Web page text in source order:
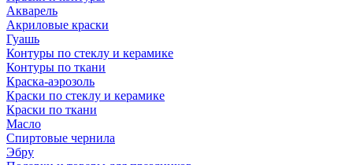
Акварель
Акриловые краски
Гуашь
Контуры по стеклу и керамике
Контуры по ткани
Краска-аэрозоль
Краски по стеклу и керамике
Краски по ткани
Масло
Спиртовые чернила
Эбру